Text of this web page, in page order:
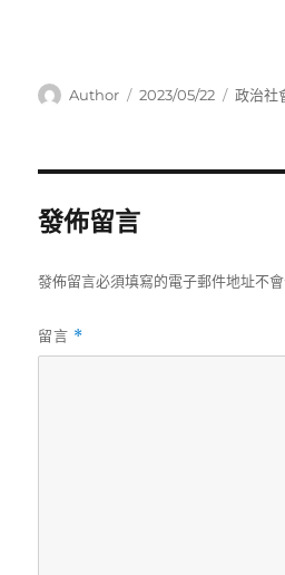
作
Author
發
2023/05/22
分
政治社
發佈留言
發佈留言必須填寫的電子郵件地址不會
留言 *